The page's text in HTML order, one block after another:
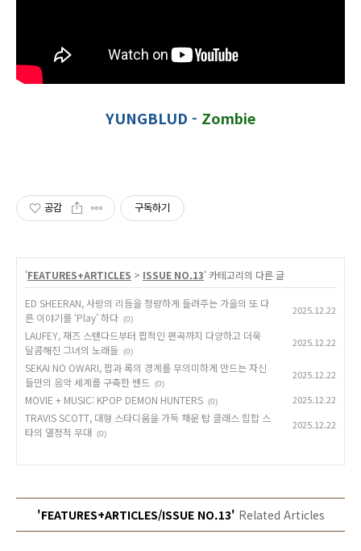
YUNGBLUD - Zombie
공감 구독하기
'FEATURES+ARTICLES > ISSUE NO.13' 카테고리의 다른 글
ED SHEERAN, 사랑의 리듬을 청량하게 들려주는 가을의 또 다
른 이야기를 ‘Play’ 하다 (0)
2025.12.22
LAUFEY, 재즈 스탠다드부터 팝적인 편곡까지 다양하고 더욱
달콤해진 그녀의 노래들 (0)
2025.12.22
SEKAI NO OWARI, 팝과 록의 경계를 무의미하게 만드는 자신
들만의 음악 세계를 구축한 밴드
(0)
2025.12.22
MOVIE + MUSIC: KPOP DEMON HUNTERS (0) 2025.12.22
TRAVIS SCOTT, 대형 스타디움을 가득 채운 탑 클래스 힙합 스
타의 열정적 무대 (0)
2025.12.22
'FEATURES+ARTICLES/ISSUE NO.13' Related Articles